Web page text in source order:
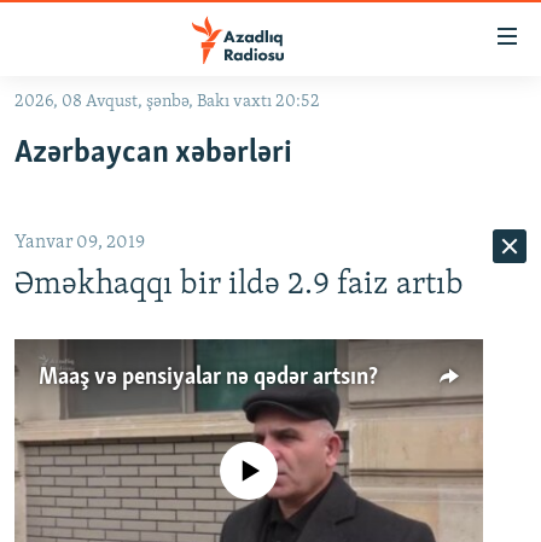
Əsas
qayıt
qayıt
Axtarışa
QANUNI DOĞRU
ARAŞDIRMA
MULTIMEDIA
VIDEO
FOTOQALEREYA
RADIO ARXIV
OXU ZALI
HAQQIMIZDA
2026, 08 Avqust, şənbə, Bakı vaxtı 20:52
Azərbaycan xəbərləri
Yanvar 09, 2019
Əməkhaqqı bir ildə 2.9 faiz artıb
Maaş və pensiyalar nə qədər artsın?
No media source currently available